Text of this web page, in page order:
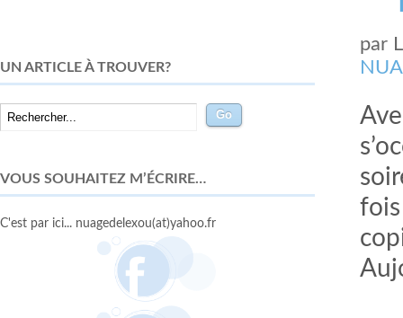
par
fois
UN ARTICLE À TROUVER?
VOUS SOUHAITEZ M’ÉCRIRE…
C'est par ici... nuagedelexou(at)yahoo.fr